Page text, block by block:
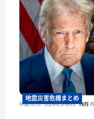
地震災害危機まとめ